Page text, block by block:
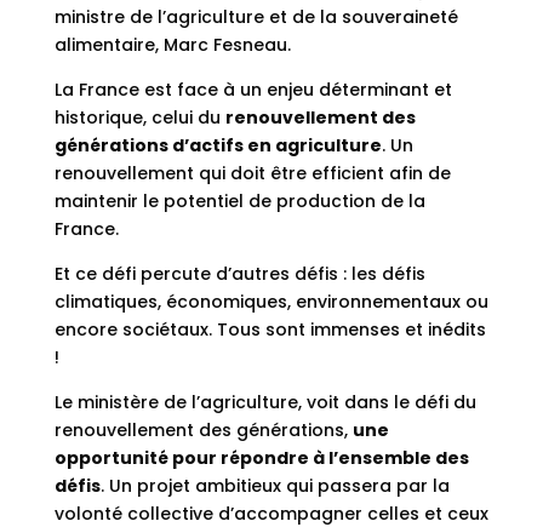
ministre de l’agriculture et de la souveraineté
alimentaire, Marc Fesneau.
La France est face à un enjeu déterminant et
historique, celui du renouvellement des
générations d’actifs en agriculture. Un
renouvellement qui doit être efficient afin de
maintenir le potentiel de production de la
France.
Et ce défi percute d’autres défis : les défis
climatiques, économiques, environnementaux ou
encore sociétaux. Tous sont immenses et inédits
!
Le ministère de l’agriculture, voit dans le défi du
renouvellement des générations, une
opportunité pour répondre à l’ensemble des
défis. Un projet ambitieux qui passera par la
volonté collective d’accompagner celles et ceux